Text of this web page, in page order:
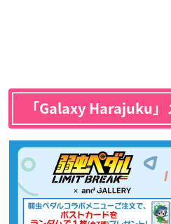
「Galaxy Harajuku」